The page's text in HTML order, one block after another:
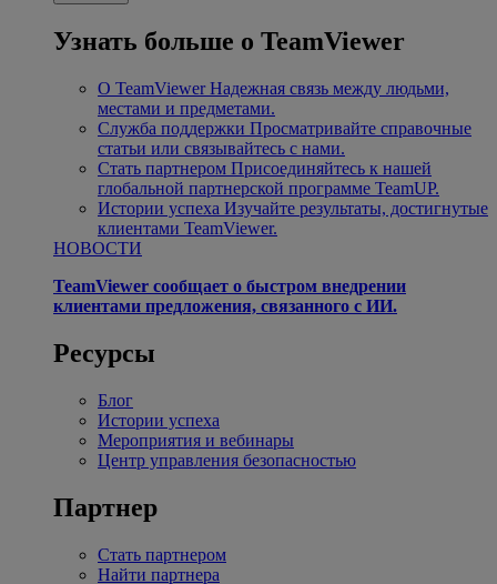
Узнать больше о TeamViewer
О TeamViewer Надежная связь между людьми,
местами и предметами.
Служба поддержки Просматривайте справочные
статьи или связывайтесь с нами.
Стать партнером Присоединяйтесь к нашей
глобальной партнерской программе TeamUP.
Истории успеха Изучайте результаты, достигнутые
клиентами TeamViewer.
НОВОСТИ
TeamViewer сообщает о быстром внедрении
клиентами предложения, связанного с ИИ.
Ресурсы
Блог
Истории успеха
Мероприятия и вебинары
Центр управления безопасностью
Партнер
Стать партнером
Найти партнера